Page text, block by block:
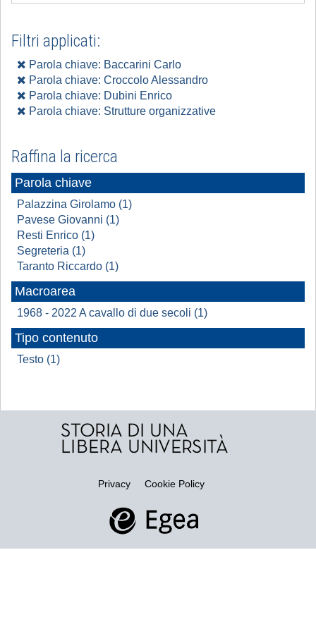
Filtri applicati:
Parola chiave: Baccarini Carlo
Parola chiave: Croccolo Alessandro
Parola chiave: Dubini Enrico
Parola chiave: Strutture organizzative
Raffina la ricerca
Parola chiave
Palazzina Girolamo (1)
Pavese Giovanni (1)
Resti Enrico (1)
Segreteria (1)
Taranto Riccardo (1)
Macroarea
1968 - 2022 A cavallo di due secoli (1)
Tipo contenuto
Testo (1)
Privacy Cookie Policy